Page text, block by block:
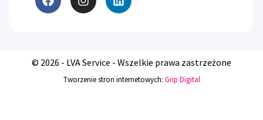
© 2026 - LVA Service - Wszelkie prawa zastrzeżone
Tworzenie stron internetowych: Grip Digital